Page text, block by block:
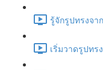
รู้จักรูปทรงจา
เริ่มวาดรูปทร